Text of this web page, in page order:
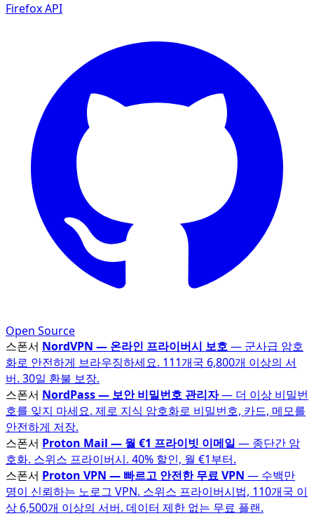
FirefoxAPI
Open Source
스폰서 NordVPN — 온라인 프라이버시 보호— 군사급 암호
화로 안전하게 브라우징하세요. 111개국 6,800개 이상의 서
버. 30일 환불 보장.
스폰서 NordPass — 보안 비밀번호 관리자— 더 이상 비밀번
호를 잊지 마세요. 제로 지식 암호화로 비밀번호, 카드, 메모를
안전하게 저장.
스폰서 Proton Mail — 월 €1 프라이빗 이메일 — 종단간 암
호화. 스위스 프라이버시. 40% 할인, 월 €1부터.
스폰서 Proton VPN — 빠르고 안전한 무료 VPN — 수백만
명이 신뢰하는 노로그 VPN. 스위스 프라이버시법, 110개국 이
상 6,500개 이상의 서버. 데이터 제한 없는 무료 플랜.